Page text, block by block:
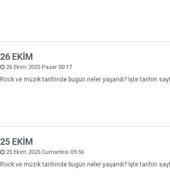
26 EKİM
26 Ekim 2025 Pazar 00:17
Rock ve müzik tarihinde bugün neler yaşandı? İşte tarihin
25 EKİM
25 Ekim 2025 Cumartesi 09:56
Rock ve müzik tarihinde bugün neler yaşandı? İşte tarihin